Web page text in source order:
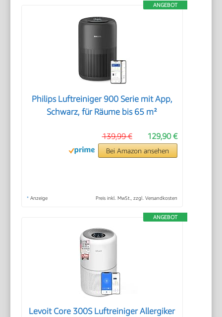
ANGEBOT
Philips Luftreiniger 900 Serie mit App,
Schwarz, für Räume bis 65 m²
129,90 €
139,99 €
Bei Amazon ansehen
* Anzeige Preis inkl. MwSt., zzgl. Versandkosten
ANGEBOT
Levoit Core 300S Luftreiniger Allergiker